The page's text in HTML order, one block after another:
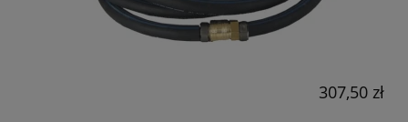
307,50 zł